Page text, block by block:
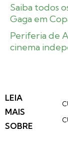
Saiba todos
Gaga em
Periferia de
cinema
LEIA
MAIS
SOBRE